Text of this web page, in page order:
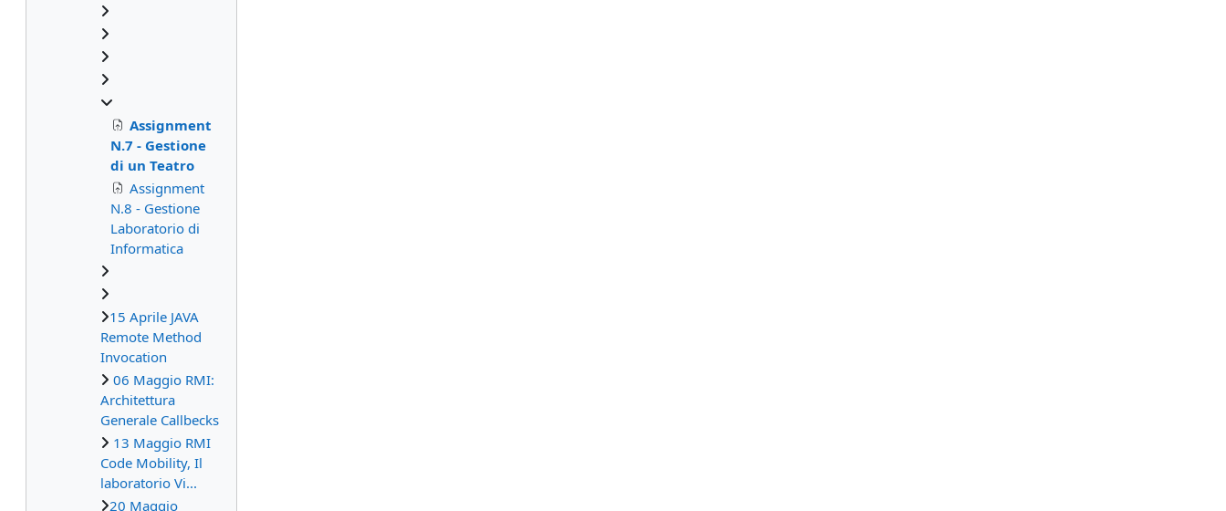
Assignment
N.7 - Gestione
di un Teatro
Assignment
N.8 - Gestione
Laboratorio di
Informatica
15 Aprile JAVA
Remote Method
Invocation
06 Maggio RMI:
Architettura
Generale Callbecks
13 Maggio RMI
Code Mobility, Il
laboratorio Vi...
20 Maggio